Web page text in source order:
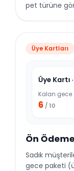
pet türüne
Üye Kartları
Üye Kartı
Kalan gece
6 / 10
Ön
Sadık
gece paketi